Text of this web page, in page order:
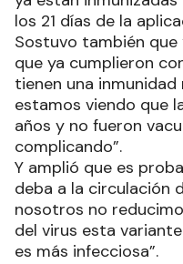
los 21 días de la
Sostuvo también
que ya cumplieron
tienen una
estamos viendo que
años y no fueron
complicando”.
Y amplió que es
deba a la circulación
nosotros no
del virus esta
es más infecciosa”.